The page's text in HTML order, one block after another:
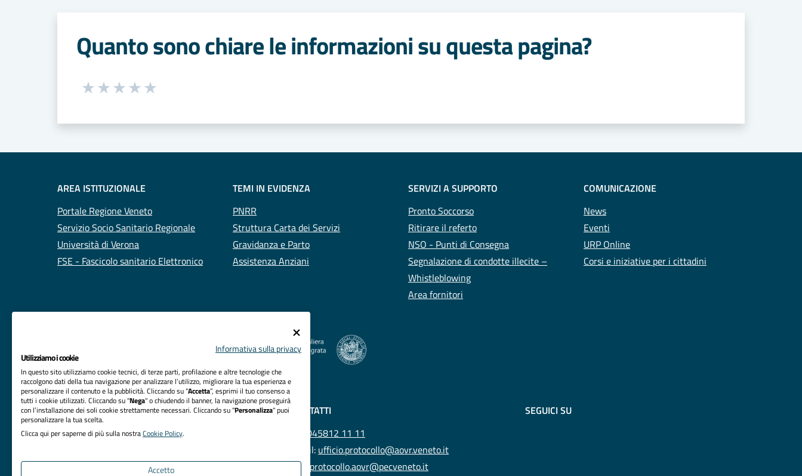
Quanto sono chiare le informazioni su questa pagina?
Seleziona una valutazione da 1 a 5 stelle
AREA ISTITUZIONALE
Portale Regione Veneto
Servizio Socio Sanitario Regionale
Università di Verona
FSE - Fascicolo sanitario Elettronico
TEMI IN EVIDENZA
PNRR
Struttura Carta dei Servizi
Gravidanza e Parto
Assistenza Anziani
SERVIZI A SUPPORTO
Pronto Soccorso
Ritirare il referto
NSO - Punti di Consegna
Segnalazione di condotte illecite –
Whistleblowing
Area fornitori
COMUNICAZIONE
News
Eventi
URP Online
Corsi e iniziative per i cittadini
RIFERIMENTI
Azienda Ospedaliera Universitaria Integrata Verona
Verona
CONTATTI
045812 11 11
Email: ufficio.protocollo@aovr.veneto.it
Pec: protocollo.aovr@pecveneto.it
SEGUICI SU
Informativa sulla privacy
Utilizziamo i cookie
In questo sito utilizziamo cookie tecnici, di terze parti, profilazione e altre tecnologie che
raccolgono dati della tua navigazione per analizzare l’utilizzo, migliorare la tua esperienza e
personalizzare il contenuto e la pubblicità. Cliccando su “Accetta”, esprimi il tuo consenso a
tutti i cookie utilizzati. Cliccando su "Nega" o chiudendo il banner, la navigazione proseguirà
con l’installazione dei soli cookie strettamente necessari. Cliccando su "Personalizza" puoi
personalizzare la tua scelta.
Clicca qui per saperne di più sulla nostraCookie Policy.
Accetto